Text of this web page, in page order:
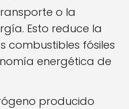
o la
Esto reduce la
combustibles fósiles
energética de
producido